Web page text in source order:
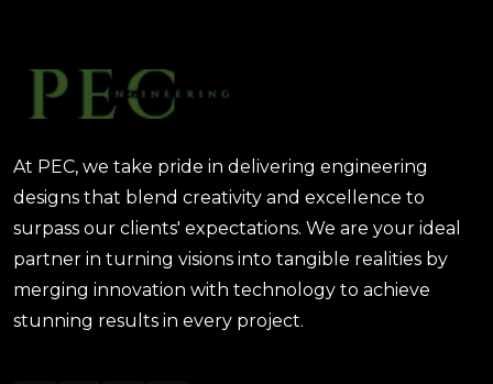
At PEC, we take pride in delivering engineering
designs that blend creativity and excellence to
surpass our clients' expectations. We are your ideal
partner in turning visions into tangible realities by
merging innovation with technology to achieve
stunning results in every project.